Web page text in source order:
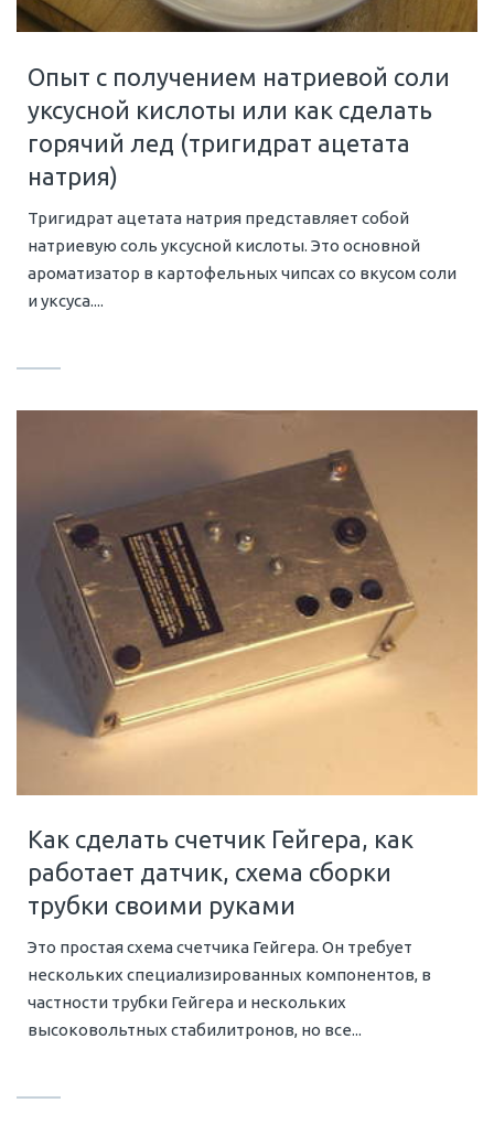
Опыт с получением натриевой соли
уксусной кислоты или как сделать
горячий лед (тригидрат ацетата
натрия)
Тригидрат ацетата натрия представляет собой
натриевую соль уксусной кислоты. Это основной
ароматизатор в картофельных чипсах со вкусом соли
и уксуса....
Как сделать счетчик Гейгера, как
работает датчик, схема сборки
трубки своими руками
Это простая схема счетчика Гейгера. Он требует
нескольких специализированных компонентов, в
частности трубки Гейгера и нескольких
высоковольтных стабилитронов, но все...